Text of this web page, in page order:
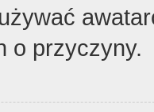
o przyczyny.